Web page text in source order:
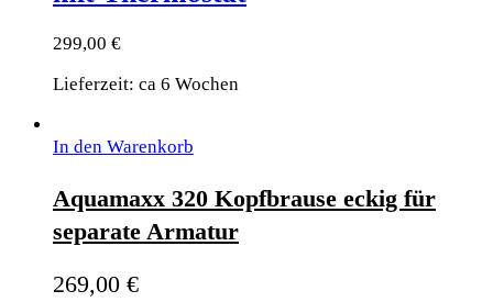
299,00 €
Lieferzeit: ca 6 Wochen
In den Warenkorb
Aquamaxx 320 Kopfbrause eckig für
separate Armatur
269,00 €